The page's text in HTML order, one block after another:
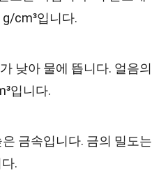
cm³입니다.
낮아 물에 뜹니다. 얼음의
입니다.
금속입니다. 금의 밀도는
.